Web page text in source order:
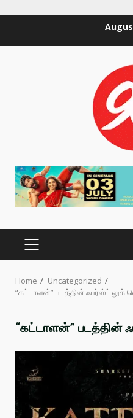
PRIMARY
MENU
Home
Uncategorized
“கட்டாளன்” படத்தின் ஃபர்ஸ்ட் லுக்
“கட்டாளன்” படத்தின்